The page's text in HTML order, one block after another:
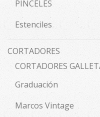
PINCELES
Estenciles
CORTADORES
CORTADORES
Graduación
Marcos Vintage